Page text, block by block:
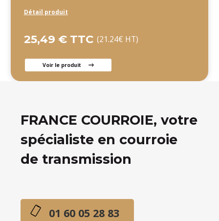
Détail produit
25,49 € TTC (21.24€ HT)
Voir le produit
FRANCE COURROIE, votre
spécialiste en courroie
de transmission
01 60 05 28 83